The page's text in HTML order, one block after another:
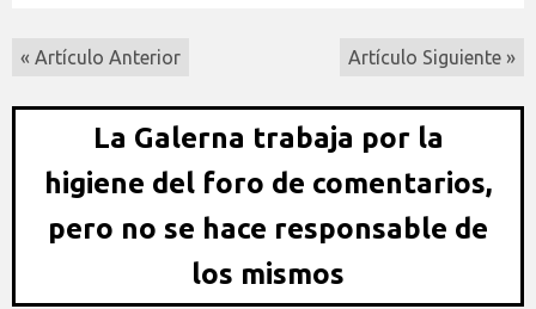
« Artículo Anterior Artículo Siguiente »
La Galerna trabaja por la
higiene del foro de comentarios,
pero no se hace responsable de
los mismos